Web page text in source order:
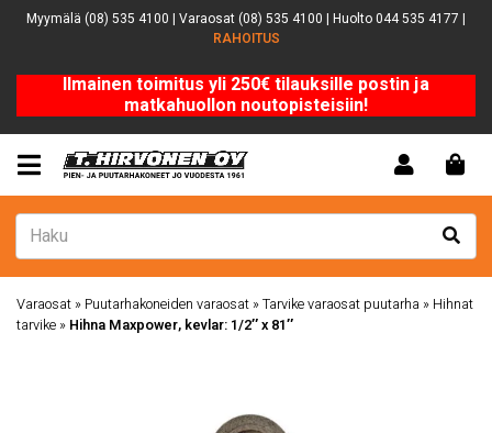
Myymälä (08) 535 4100 | Varaosat (08) 535 4100 | Huolto 044 535 4177 |
RAHOITUS
Ilmainen toimitus yli 250€ tilauksille postin ja
matkahuollon noutopisteisiin!
Varaosat » Puutarhakoneiden varaosat »Tarvike varaosat puutarha » Hihnat
tarvike » Hihna Maxpower, kevlar: 1/2″ x 81″